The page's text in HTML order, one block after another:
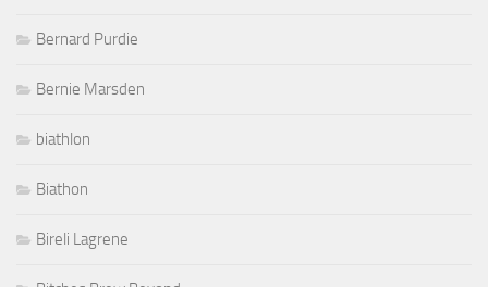
Bernard Purdie
Bernie Marsden
biathlon
Biathon
Bireli Lagrene